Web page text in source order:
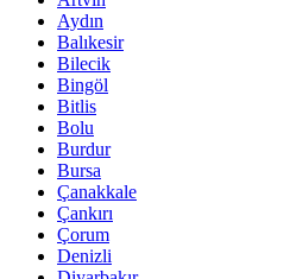
Aydın
Balıkesir
Bilecik
Bingöl
Bitlis
Bolu
Burdur
Bursa
Çanakkale
Çankırı
Çorum
Denizli